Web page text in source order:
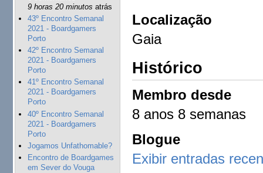
9 horas 20 minutos atrás
43º Encontro Semanal
2021 - Boardgamers
Porto
42º Encontro Semanal
2021 - Boardgamers
Porto
41º Encontro Semanal
2021 - Boardgamers
Porto
40º Encontro Semanal
2021 - Boardgamers
Porto
Jogamos Unfathomable?
Encontro de Boardgames
em Sever do Vouga
Localização
Gaia
Histórico
Membro desde
8 anos 8 semanas
Blogue
Exibir entradas